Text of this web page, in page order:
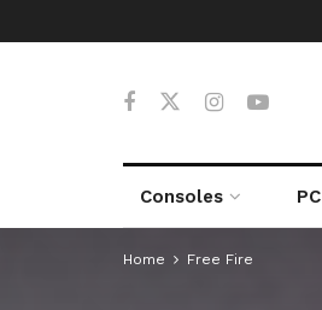
Consoles PC
Home Free Fire